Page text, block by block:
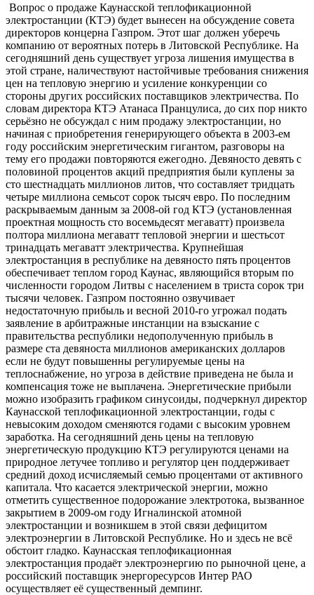
Вопрос о продаже Каунасской теплофикационной
электростанции (КТЭ) будет вынесен на обсуждение совета
директоров концерна Газпром. Этот шаг должен уберечь
компанию от вероятных потерь в Литовской Республике. На
сегодняшний день существует угроза лишения имущества в
этой стране, наличествуют настойчивые требования снижения
цен на тепловую энергию и усиление конкуренции со
стороны других российских поставщиков электричества. По
словам директора КТЭ Атанаса Пранцулиса, до сих пор никто
серьёзно не обсуждал с ним продажу электростанции, но
начиная с приобретения генерирующего объекта в 2003-ем
году российским энергетическим гигантом, разговоры на
тему его продажи повторяются ежегодно. Девяносто девять с
половиной процентов акций предприятия были куплены за
сто шестнадцать миллионов литов, что составляет тридцать
четыре миллиона семьсот сорок тысяч евро. По последним
раскрываемым данным за 2008-ой год КТЭ (установленная
проектная мощность сто восемьдесят мегаватт) произвела
полтора миллиона мегаватт тепловой энергии и шестьсот
тринадцать мегаватт электричества. Крупнейшая
электростанция в республике на девяносто пять процентов
обеспечивает теплом город Каунас, являющийся вторым по
численности городом Литвы с населением в триста сорок три
тысячи человек. Газпром постоянно озвучивает
недостаточную прибыль и весной 2010-го угрожал подать
заявление в арбитражные инстанции на взыскание с
правительства республики недополученную прибыль в
размере ста девяноста миллионов американских долларов
если не будут повышенны регулируемые цены на
теплоснабжение, но угроза в действие приведена не была и
компенсация тоже не выплачена. Энергетические прибыли
можно изобразить графиком синусоиды, подчеркнул директор
Каунасской теплофикационной электростанции, годы с
невысоким доходом сменяются годами с высоким уровнем
заработка. На сегодняшний день цены на тепловую
энергетическую продукцию КТЭ регулируются ценами на
природное летучее топливо и регулятор цен поддерживает
средний доход исчисляемый семью процентами от активного
капитала. Что касается электрической энергии, можно
отметить существенное подорожание электротока, вызванное
закрытием в 2009-ом году Игналинской атомной
электростанции и возникшем в этой связи дефицитом
электроэнергии в Литовской Республике. Но и здесь не всё
обстоит гладко. Каунасская теплофикационная
электростанция продаёт электроэнергию по рыночной цене, а
российский поставщик энергоресурсов Интер РАО
осуществляет её существенный демпинг.